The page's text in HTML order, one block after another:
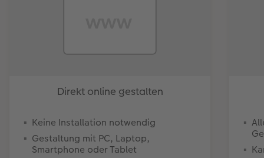
Direkt online gestalten
Keine Installation notwendig
Gestaltung mit PC, Laptop,
Smartphone oder Tablet